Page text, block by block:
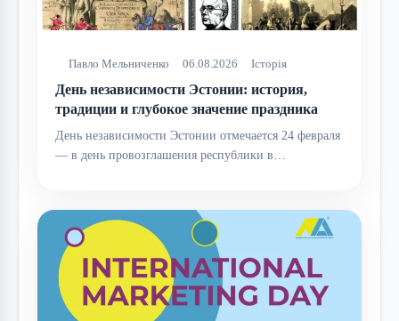
Павло Мельниченко 06.08.2026 Історія
День независимости Эстонии: история,
традиции и глубокое значение праздника
День независимости Эстонии отмечается 24 февраля
— в день провозглашения республики в…